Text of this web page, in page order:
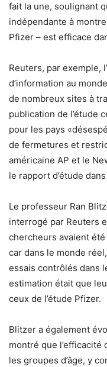
fait la une, soulignant
indépendante à
Pfizer – est efficace
Reuters, par exemple,
d’information au
de nombreux sites à
publication de l’étude
pour les pays
de fermetures et
américaine AP et le
le rapport d’étude
Le professeur Ran
interrogé par Reuters
chercheurs avaient
car dans le monde
essais contrôlés dans
estimation était que
ceux de l’étude Pfizer.
Blitzer a également
montré que l’efficacité
les groupes d’âge, y